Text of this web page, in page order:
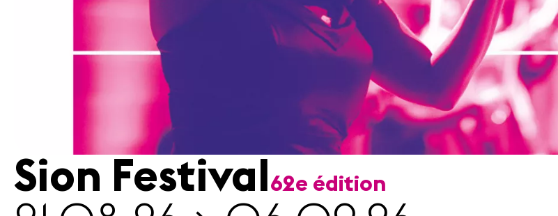
Sion Festival 62e édition